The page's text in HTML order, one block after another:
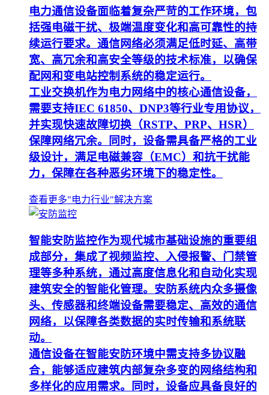
电力通信设备面临着复杂严苛的工作环境，包
括强电磁干扰、极端温度变化和高可靠性的持
续运行要求。通信网络必须满足低时延、高带
宽、高冗余和高安全等级的技术标准，以确保
配网和变电站控制系统的稳定运行。
工业交换机作为电力网络中的核心通信设备，
需要支持IEC 61850、DNP3等行业专用协议，
并实现快速故障切换（RSTP、PRP、HSR）
保障网络冗余。同时，设备需具备严格的工业
级设计，满足电磁兼容（EMC）和抗干扰能
力，保障在各种恶劣环境下的稳定性。
查看更多"电力行业"解决方案
智能安防监控作为现代城市基础设施的重要组
成部分，集成了视频监控、入侵报警、门禁管
理等多种系统，通过高度信息化和自动化实现
建筑安全的智能化管理。安防系统内众多摄像
头、传感器和终端设备需要稳定、高效的通信
网络，以保障各类数据的实时传输和系统联
动。
通信设备在智能安防环境中需支持多协议融
合，能够适应建筑内部复杂多变的网络结构和
多样化的应用需求。同时，设备应具备良好的